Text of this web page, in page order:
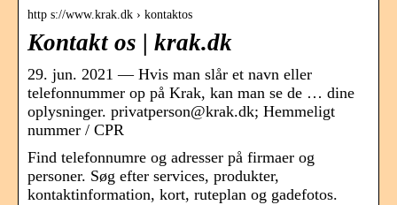
http s://www.krak.dk › kontaktos
Kontakt os | krak.dk
29. jun. 2021 — Hvis man slår et navn eller
telefonnummer op på Krak, kan man se de … dine
oplysninger. privatperson@krak.dk; Hemmeligt
nummer / CPR
Find telefonnumre og adresser på firmaer og
personer. Søg efter services, produkter,
kontaktinformation, kort, ruteplan og gadefotos.